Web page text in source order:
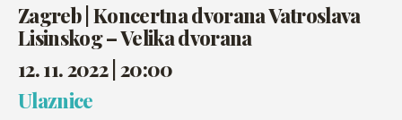
Zagreb | Koncertna dvorana Vatroslava
Lisinskog – Velika dvorana
12. 11. 2022 | 20:00
Ulaznice